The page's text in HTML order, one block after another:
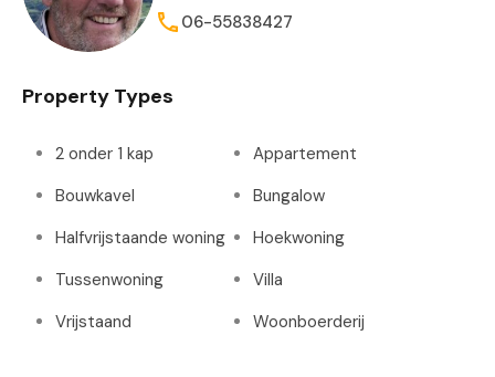
06-55838427
Property Types
2 onder 1 kap
Appartement
Bouwkavel
Bungalow
Halfvrijstaande woning
Hoekwoning
Tussenwoning
Villa
Vrijstaand
Woonboerderij